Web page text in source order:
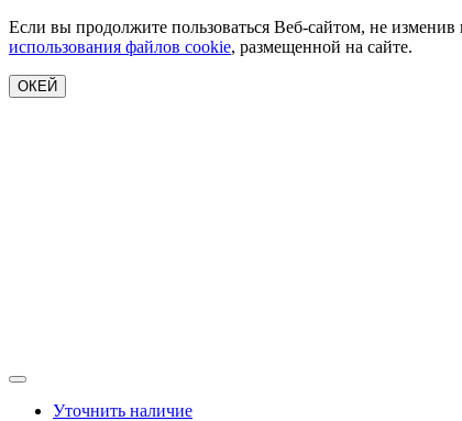
Если вы продолжите пользоваться Веб-сайтом, не
использования файлов cookie, размещенной на сайте.
ОКЕЙ
Уточнить наличие